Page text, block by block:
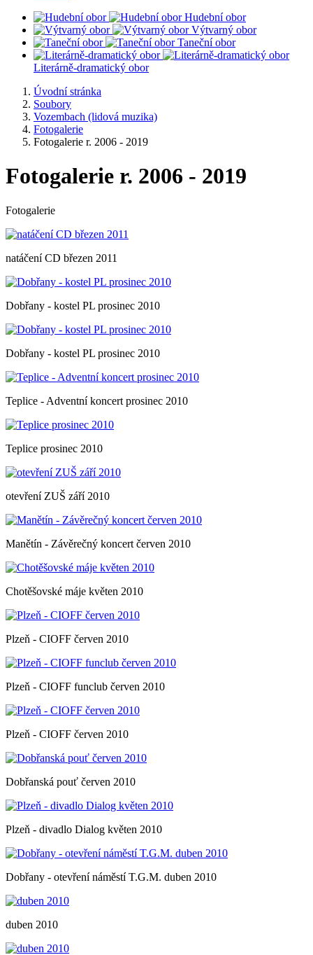
Hudební obor
Výtvarný obor
Taneční obor
Literárně-dramatický obor
Úvodní stránka
Soubory
Vozembach (lidová muzika)
Fotogalerie
Fotogalerie r. 2006 - 2019
Fotogalerie r. 2006 - 2019
Fotogalerie
natáčení CD březen 2011
Dobřany - kostel PL prosinec 2010
Dobřany - kostel PL prosinec 2010
Teplice - Adventní koncert prosinec 2010
Teplice prosinec 2010
otevření ZUŠ září 2010
Manětín - Závěrečný koncert červen 2010
Chotěšovské máje květen 2010
Plzeň - CIOFF červen 2010
Plzeň - CIOFF funclub červen 2010
Plzeň - CIOFF červen 2010
Dobřanská pouť červen 2010
Plzeň - divadlo Dialog květen 2010
Dobřany - otevření náměstí T.G.M. duben 2010
duben 2010